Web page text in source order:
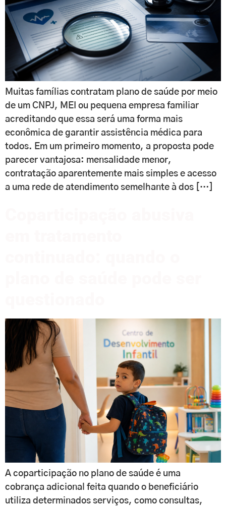
Muitas famílias contratam plano de saúde por meio
de um CNPJ, MEI ou pequena empresa familiar
acreditando que essa será uma forma mais
econômica de garantir assistência médica para
todos. Em um primeiro momento, a proposta pode
parecer vantajosa: mensalidade menor,
contratação aparentemente mais simples e acesso
a uma rede de atendimento semelhante à dos […]
A coparticipação no plano de saúde é uma
cobrança adicional feita quando o beneficiário
utiliza determinados serviços, como consultas,